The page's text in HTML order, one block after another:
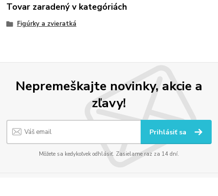
Tovar zaradený v kategóriách
Figúrky a zvieratká
Nepremeškajte novinky, akcie a
zľavy!
Prihlásiť sa
Môžete sa kedykoľvek odhlásiť. Zasielame raz za 14 dní.